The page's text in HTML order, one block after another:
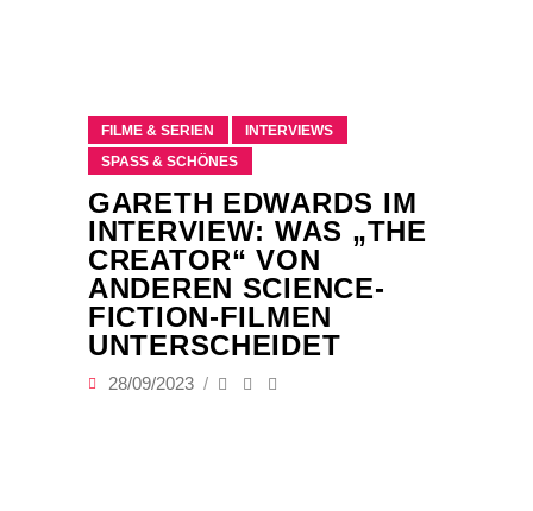
FILME & SERIEN
INTERVIEWS
SPASS & SCHÖNES
GARETH EDWARDS IM
INTERVIEW: WAS „THE
CREATOR“ VON
ANDEREN SCIENCE-
FICTION-FILMEN
UNTERSCHEIDET
28/09/2023